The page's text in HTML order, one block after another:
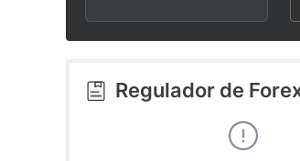
3
4
1
2
5
6
Regulador de